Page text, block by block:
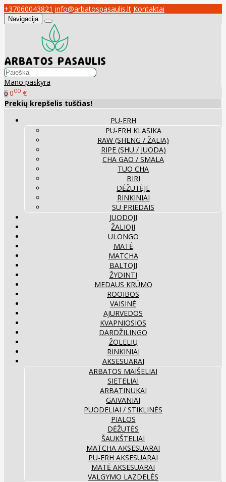
+37060043821 info@arbatospasaulis.lt Kontaktai
Navigacija
Mano paskyra
0 000 €
Prekių krepšelis tuščias!
PU-ERH
PU-ERH KLASIKA
RAW (SHENG / ŽALIA)
RIPE (SHU / JUODA)
CHA GAO / SMALA
TUO CHA
BIRI
DĖŽUTĖJE
RINKINIAI
SU PRIEDAIS
JUODOJI
ŽALIOJI
ULONGO
MATĖ
MATCHA
BALTOJI
ŽYDINTI
MEDAUS KRŪMO
ROOIBOS
VAISINĖ
AJURVEDOS
KVAPNIOSIOS
DARDŽILINGO
ŽOLELIŲ
RINKINIAI
AKSESUARAI
ARBATOS MAIŠELIAI
SIETELIAI
ARBATINUKAI
GAIVANIAI
PUODELIAI / STIKLINĖS
PIALOS
DĖŽUTĖS
ŠAUKŠTELIAI
MATCHA AKSESUARAI
PU-ERH AKSESUARAI
MATĖ AKSESUARAI
VALGYMO LAZDELĖS